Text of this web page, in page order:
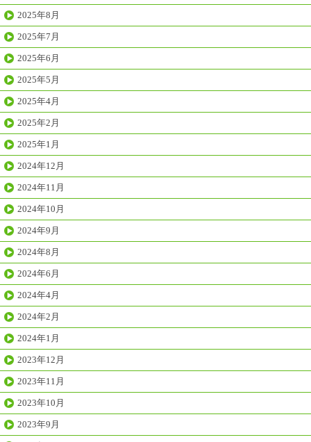
2025年8月
2025年7月
2025年6月
2025年5月
2025年4月
2025年2月
2025年1月
2024年12月
2024年11月
2024年10月
2024年9月
2024年8月
2024年6月
2024年4月
2024年2月
2024年1月
2023年12月
2023年11月
2023年10月
2023年9月